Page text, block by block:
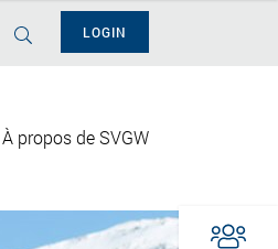
LOGIN
À propos de SVGW